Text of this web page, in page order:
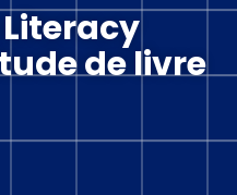
Literacy
de livre